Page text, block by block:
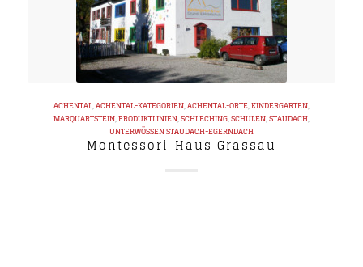
ACHENTAL,ACHENTAL-KATEGORIEN,ACHENTAL-ORTE,KINDERGARTEN,
MARQUARTSTEIN,PRODUKTLINIEN,SCHLECHING,SCHULEN,STAUDACH,
UNTERWÖSSENSTAUDACH-EGERNDACH
Montessori-Haus Grassau